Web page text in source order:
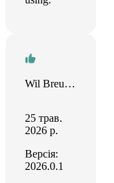
Wil Breuker
25 трав.
2026 р.
Версія:
2026.0.1